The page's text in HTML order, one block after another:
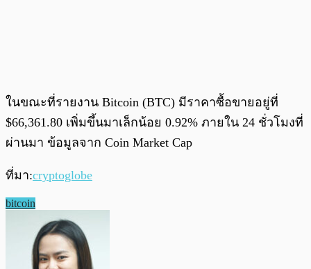
ในขณะที่รายงาน Bitcoin (BTC) มีราคาซื้อขายอยู่ที่
$66,361.80 เพิ่มขึ้นมาเล็กน้อย 0.92% ภายใน 24 ชั่วโมงที่
ผ่านมา ข้อมูลจาก Coin Market Cap
ที่มา:cryptoglobe
bitcoin